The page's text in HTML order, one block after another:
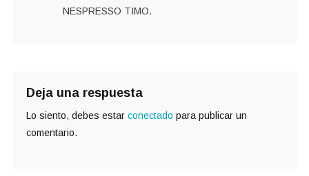
NESPRESSO TIMO.
Deja una respuesta
Lo siento, debes estar conectado para publicar un
comentario.